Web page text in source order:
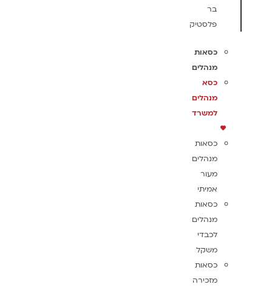
בר
פלסטיק
כסאות
מנהלים
כסא
מנהלים
למשרד
כסאות
מנהלים
מעור
אמיתי
כסאות
מנהלים
לכבדי
משקל
כסאות
מזכירה